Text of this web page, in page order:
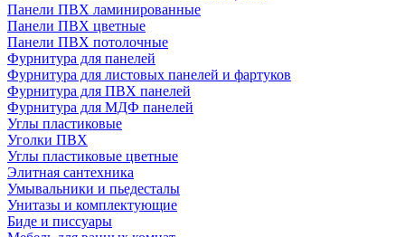
Панели ПВХ ламинированные
Панели ПВХ цветные
Панели ПВХ потолочные
Фурнитура для панелей
Фурнитура для листовых панелей и фартуков
Фурнитура для ПВХ панелей
Фурнитура для МДФ панелей
Углы пластиковые
Уголки ПВХ
Углы пластиковые цветные
Элитная сантехника
Умывальники и пьедесталы
Унитазы и комплектующие
Биде и писсуары